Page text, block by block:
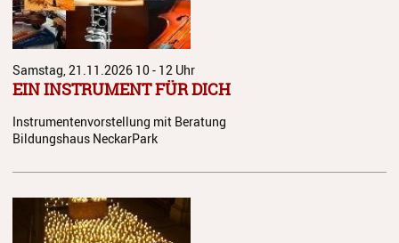
Samstag, 21.11.2026 10 - 12 Uhr
EIN INSTRUMENT FÜR DICH
Instrumentenvorstellung mit Beratung
Bildungshaus NeckarPark